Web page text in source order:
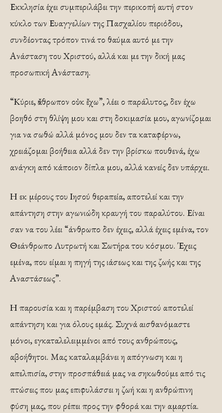
Εκκλησία έχει συμπεριλάβει την περικοπή αυτή στον
κύκλο των Ευαγγελίων της Πασχαλίου περιόδου,
συνδέοντας τρόπον τινά το θαύμα αυτό με την
Ανάσταση του Χριστού, αλλά και με την δική μας
προσωπική Ανάσταση.
“Κύριε, ἄνθρωπον οὐκ ἔχω”, λέει ο παράλυτος, δεν έχω
βοηθό στη θλίψη μου και στη δοκιμασία μου, αγωνίζομαι
για να σωθώ αλλά μόνος μου δεν τα καταφέρνω,
χρειάζομαι βοήθεια αλλά δεν την βρίσκω πουθενά, έχω
ανάγκη από κάποιον δίπλα μου, αλλά κανείς δεν υπάρχει.
Η εκ μέρους του Ιησού θεραπεία, αποτελεί και την
απάντηση στην αγωνιώδη κραυγή του παραλύτου. Είναι
σαν να του λέει “άνθρωπο δεν έχεις, αλλά έχεις εμένα, τον
Θεάνθρωπο Λυτρωτή και Σωτήρα του κόσμου. Έχεις
εμένα, που είμαι η πηγή της ιάσεως και της ζωής και της
Αναστάσεως”.
Η παρουσία και η παρέμβαση του Χριστού αποτελεί
απάντηση και για όλους εμάς. Συχνά αισθανόμαστε
μόνοι, εγκαταλελειμμένοι από τους ανθρώπους,
αβοήθητοι. Μας καταλαμβάνει η απόγνωση και η
απελπισία, στην προσπάθειά μας να σηκωθούμε από τις
πτώσεις που μας επιφυλάσσει η ζωή και η ανθρώπινη
φύση μας, που ρέπει προς την φθορά και την αμαρτία.